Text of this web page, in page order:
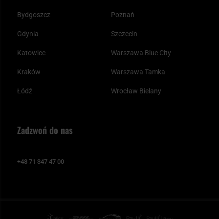
Bydgoszcz
Gdynia
Katowice
Kraków
Łódź
Poznań
Szczecin
Warszawa Blue City
Warszawa Tamka
Wrocław Bielany
Zadzwoń do nas
+48 71 347 47 00